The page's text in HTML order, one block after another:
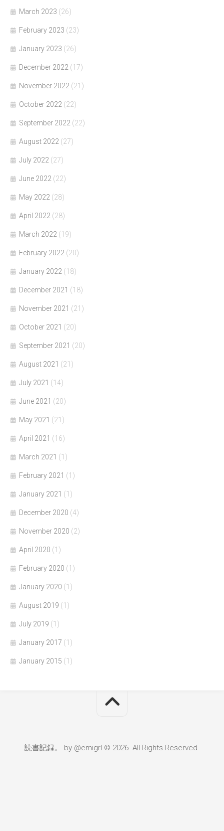
March 2023 (26)
February 2023 (23)
January 2023 (26)
December 2022 (17)
November 2022 (21)
October 2022 (22)
September 2022 (22)
August 2022 (27)
July 2022 (27)
June 2022 (22)
May 2022 (28)
April 2022 (28)
March 2022 (19)
February 2022 (20)
January 2022 (18)
December 2021 (18)
November 2021 (21)
October 2021 (20)
September 2021 (20)
August 2021 (21)
July 2021 (14)
June 2021 (20)
May 2021 (21)
April 2021 (16)
March 2021 (1)
February 2021 (1)
January 2021 (1)
December 2020 (4)
November 2020 (2)
April 2020 (1)
February 2020 (1)
January 2020 (1)
August 2019 (1)
July 2019 (1)
January 2017 (1)
January 2015 (1)
読書記録。 by @emigrl © 2026. All Rights Reserved.